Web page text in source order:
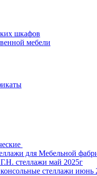
шкафов
мебели
для Мебельной
стеллажи май 2025г
стеллажи июнь